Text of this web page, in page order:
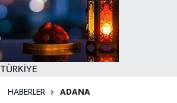
TÜRKİYE
HABERLER ADANA